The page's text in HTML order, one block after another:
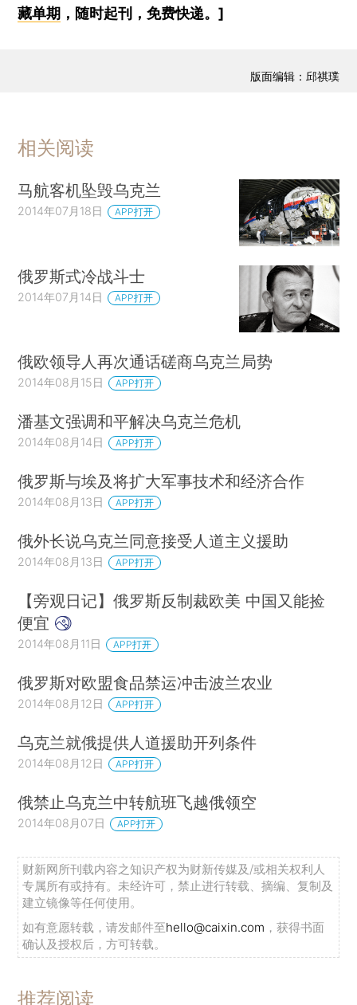
藏单期 ，随时起刊，免费快递。]
版面编辑：邱祺璞
相关阅读
马航客机坠毁乌克兰
2014年07月18日 APP打开
俄罗斯式冷战斗士
2014年07月14日 APP打开
俄欧领导人再次通话磋商乌克兰局势
2014年08月15日 APP打开
潘基文强调和平解决乌克兰危机
2014年08月14日 APP打开
俄罗斯与埃及将扩大军事技术和经济合作
2014年08月13日 APP打开
俄外长说乌克兰同意接受人道主义援助
2014年08月13日 APP打开
【旁观日记】俄罗斯反制裁欧美 中国又能捡
便宜
2014年08月11日 APP打开
俄罗斯对欧盟食品禁运冲击波兰农业
2014年08月12日 APP打开
乌克兰就俄提供人道援助开列条件
2014年08月12日 APP打开
俄禁止乌克兰中转航班飞越俄领空
2014年08月07日 APP打开
财新网所刊载内容之知识产权为财新传媒及/或相关权利人
专属所有或持有。未经许可，禁止进行转载、摘编、复制及
建立镜像等任何使用。
如有意愿转载，请发邮件至hello@caixin.com ，获得书面
确认及授权后，方可转载。
推荐阅读